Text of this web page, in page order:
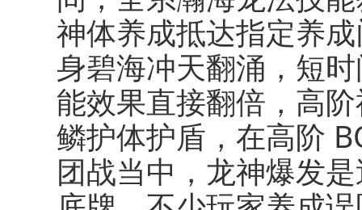
神体养成抵达指定养
身碧海冲天翻涌，短
能效果直接翻倍，高
鳞护体护盾，在高阶
团战当中，龙神爆发